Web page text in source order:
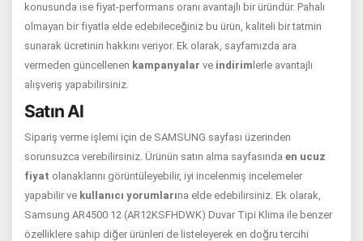
konusunda ise fiyat-performans oranı avantajlı bir üründür. Pahalı
olmayan bir fiyatla elde edebileceğiniz bu ürün, kaliteli bir tatmin
sunarak ücretinin hakkını veriyor. Ek olarak, sayfamızda ara
vermeden güncellenen kampanyalar ve indirim lerle avantajlı
alışveriş yapabilirsiniz.
Satın Al
Sipariş verme işlemi için de SAMSUNG sayfası üzerinden
sorunsuzca verebilirsiniz. Ürünün satın alma sayfasında en ucuz
fiyat olanaklarını görüntüleyebilir, iyi incelenmiş incelemeler
yapabilir ve kullanıcı yorumlarına elde edebilirsiniz. Ek olarak,
Samsung AR4500 12 (AR12KSFHDWK) Duvar Tipi Klima ile benzer
özelliklere sahip diğer ürünleri de listeleyerek en doğru tercihi